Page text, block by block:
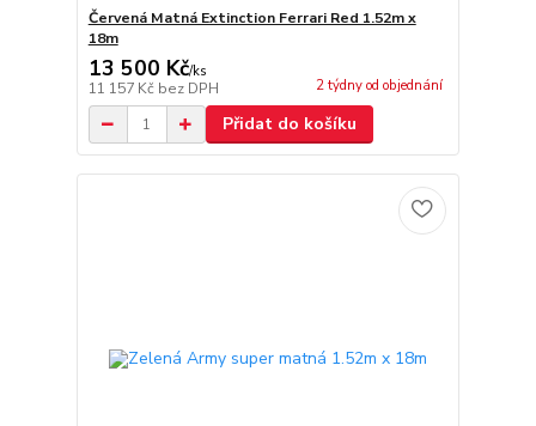
Červená Matná Extinction Ferrari Red 1.52m x
18m
13 500 Kč/ks
11 157 Kč bez DPH 2 týdny od objednání
Přidat do košíku